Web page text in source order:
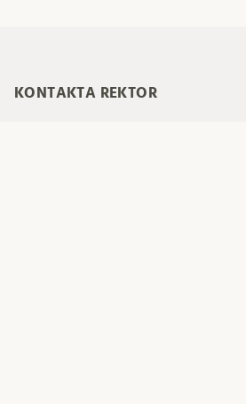
KONTAKTA REKTOR